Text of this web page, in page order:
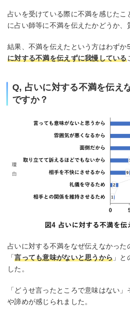
占いを受けている際に不満を感じたこ
に占い師等に不満を伝えたかどうか、
結果、不満を伝えたという方はわずか
に対する不満を伝えずに我慢している
Q, 占いに対する不満を伝え
ですか？
占いに対する不満をなぜ伝えなかった
「言っても意味がないと思うから 」
した。
「どうせ言ったところで意味はない
や諦めが感じられました。